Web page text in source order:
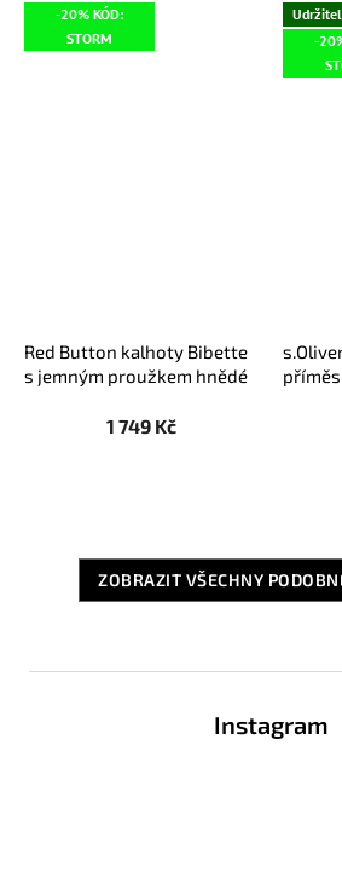
-20% KÓD:
STORM
Red Button kalhoty Bibette
s jemným proužkem hnědé
1 749 Kč
-
ZOBRAZIT VŠECHNY
Instagram